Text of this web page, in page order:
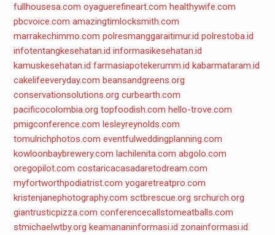
fullhousesa.com oyaguerefineart.com healthywife.com
pbcvoice.com amazingtimlocksmith.com
marrakechimmo.com polresmanggaraitimur.id polrestoba.id
infotentangkesehatan.id informasikesehatan.id
kamuskesehatan.id farmasiapotekerumm.id kabarmataram.id
cakelifeeveryday.com beansandgreens.org
conservationsolutions.org curbearth.com
pacificocolombia.org topfoodish.com hello-trove.com
pmigconference.com lesleyreynolds.com
tomulrichphotos.com eventfulweddingplanning.com
kowloonbaybrewery.com lachilenita.com abgolo.com
oregopilot.com costaricacasadaretodream.com
myfortworthpodiatrist.com yogaretreatpro.com
kristenjanephotography.com sctbrescue.org srchurch.org
giantrusticpizza.com conferencecallstomeatballs.com
stmichaelwtby.org keamananinformasi.id zonainformasi.id